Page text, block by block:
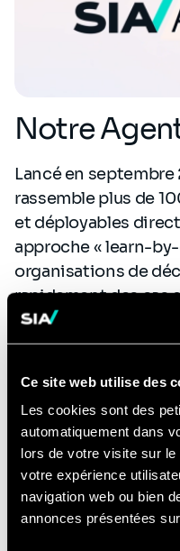
Ce site web utilise des
Les cookies sont des
automatiquement dans
lors de votre visite sur
votre expérience
navigation web ou bien
annonces présentées
Notre
Lancé en
rassemble plus de
et déployables
approche « learn-
organisations de
rapidement des cas
pour la production
la finance, l'énergie,
de l'entreprise.
Découvrez l'Agent Store
Nos